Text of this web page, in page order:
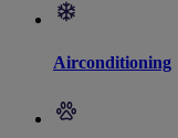
Airconditioning